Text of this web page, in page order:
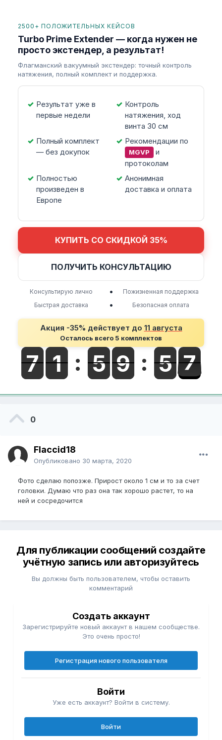
2500+ ПОЛОЖИТЕЛЬНЫХ КЕЙСОВ
Turbo Prime Extender — когда нужен не
просто экстендер, а результат!
Флагманский вакуумный экстендер: точный контроль
натяжения, полный комплект и поддержка.
Результат уже в
первые недели
Контроль
натяжения, ход
винта 30 см
Полный комплект
— без докупок
Рекомендации по
MGVP
и
протоколам
Полностью
произведен в
Европе
Анонимная
доставка и оплата
КУПИТЬ СО СКИДКОЙ 35%
ПОЛУЧИТЬ КОНСУЛЬТАЦИЮ
Консультирую лично •
Пожизненная поддержка
Быстрая доставка
• Безопасная оплата
Акция -35% действует до 11 августа
Осталось всего 5 комплектов
0
Flaccid18
Опубликовано 30 марта, 2020
Фото сделаю попозже. Прирост около 1 см и то за счет
головки. Думаю что раз она так хорошо растет, то на
ней и сосредочится
Для публикации сообщений создайте
учётную запись или авторизуйтесь
Вы должны быть пользователем, чтобы оставить
комментарий
Создать аккаунт
Зарегистрируйте новый аккаунт в нашем сообществе.
Это очень просто!
Регистрация нового пользователя
Войти
Уже есть аккаунт? Войти в систему.
Войти